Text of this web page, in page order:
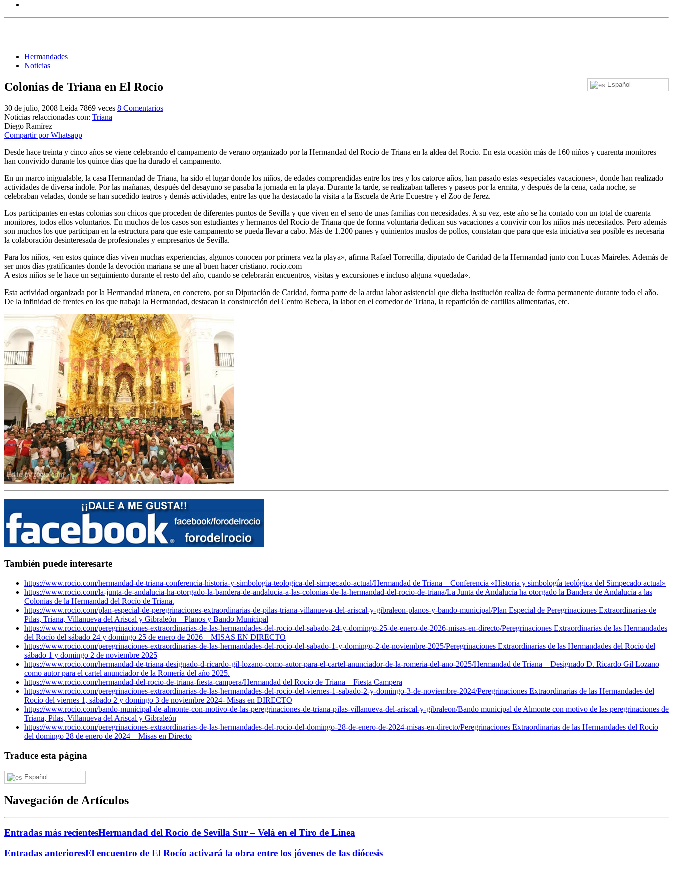
Hermandades
Noticias
Español
Colonias de Triana en El Rocío
30 de julio, 2008 Leída 7869 veces 8 Comentarios
Noticias relaccionadas con: Triana
Diego Ramírez
Compartir por Whatsapp
Desde hace treinta y cinco años se viene celebrando el campamento de verano organizado por la Hermandad del Rocío de Triana en la aldea del Rocío. En esta ocasión más de 160 niños y cuarenta monitores
han convivido durante los quince días que ha durado el campamento.
En un marco inigualable, la casa Hermandad de Triana, ha sido el lugar donde los niños, de edades comprendidas entre los tres y los catorce años, han pasado estas «especiales vacaciones», donde han realizado
actividades de diversa índole. Por las mañanas, después del desayuno se pasaba la jornada en la playa. Durante la tarde, se realizaban talleres y paseos por la ermita, y después de la cena, cada noche, se
celebraban veladas, donde se han sucedido teatros y demás actividades, entre las que ha destacado la visita a la Escuela de Arte Ecuestre y el Zoo de Jerez.
Los participantes en estas colonias son chicos que proceden de diferentes puntos de Sevilla y que viven en el seno de unas familias con necesidades. A su vez, este año se ha contado con un total de cuarenta
monitores, todos ellos voluntarios. En muchos de los casos son estudiantes y hermanos del Rocío de Triana que de forma voluntaria dedican sus vacaciones a convivir con los niños más necesitados. Pero además
son muchos los que participan en la estructura para que este campamento se pueda llevar a cabo. Más de 1.200 panes y quinientos muslos de pollos, constatan que para que esta iniciativa sea posible es necesaria
la colaboración desinteresada de profesionales y empresarios de Sevilla.
Para los niños, «en estos quince días viven muchas experiencias, algunos conocen por primera vez la playa», afirma Rafael Torrecilla, diputado de Caridad de la Hermandad junto con Lucas Maireles. Además de
ser unos días gratificantes donde la devoción mariana se une al buen hacer cristiano. rocio.com
A estos niños se le hace un seguimiento durante el resto del año, cuando se celebrarán encuentros, visitas y excursiones e incluso alguna «quedada».
Esta actividad organizada por la Hermandad trianera, en concreto, por su Diputación de Caridad, forma parte de la ardua labor asistencial que dicha institución realiza de forma permanente durante todo el año.
De la infinidad de frentes en los que trabaja la Hermandad, destacan la construcción del Centro Rebeca, la labor en el comedor de Triana, la repartición de cartillas alimentarias, etc.
También puede interesarte
https://www.rocio.com/hermandad-de-triana-conferencia-historia-y-simbologia-teologica-del-simpecado-actual/Hermandad de Triana – Conferencia «Historia y simbología teológica del Simpecado actual»
https://www.rocio.com/la-junta-de-andalucia-ha-otorgado-la-bandera-de-andalucia-a-las-colonias-de-la-hermandad-del-rocio-de-triana/La Junta de Andalucía ha otorgado la Bandera de Andalucía a las
Colonias de la Hermandad del Rocío de Triana.
https://www.rocio.com/plan-especial-de-peregrinaciones-extraordinarias-de-pilas-triana-villanueva-del-ariscal-y-gibraleon-planos-y-bando-municipal/Plan Especial de Peregrinaciones Extraordinarias de
Pilas, Triana, Villanueva del Ariscal y Gibraleón – Planos y Bando Municipal
https://www.rocio.com/peregrinaciones-extraordinarias-de-las-hermandades-del-rocio-del-sabado-24-y-domingo-25-de-enero-de-2026-misas-en-directo/Peregrinaciones Extraordinarias de las Hermandades
del Rocío del sábado 24 y domingo 25 de enero de 2026 – MISAS EN DIRECTO
https://www.rocio.com/peregrinaciones-extraordinarias-de-las-hermandades-del-rocio-del-sabado-1-y-domingo-2-de-noviembre-2025/Peregrinaciones Extraordinarias de las Hermandades del Rocío del
sábado 1 y domingo 2 de noviembre 2025
https://www.rocio.com/hermandad-de-triana-designado-d-ricardo-gil-lozano-como-autor-para-el-cartel-anunciador-de-la-romeria-del-ano-2025/Hermandad de Triana – Designado D. Ricardo Gil Lozano
como autor para el cartel anunciador de la Romería del año 2025.
https://www.rocio.com/hermandad-del-rocio-de-triana-fiesta-campera/Hermandad del Rocío de Triana – Fiesta Campera
https://www.rocio.com/peregrinaciones-extraordinarias-de-las-hermandades-del-rocio-del-viernes-1-sabado-2-y-domingo-3-de-noviembre-2024/Peregrinaciones Extraordinarias de las Hermandades del
Rocío del viernes 1, sábado 2 y domingo 3 de noviembre 2024- Misas en DIRECTO
https://www.rocio.com/bando-municipal-de-almonte-con-motivo-de-las-peregrinaciones-de-triana-pilas-villanueva-del-ariscal-y-gibraleon/Bando municipal de Almonte con motivo de las peregrinaciones de
Triana, Pilas, Villanueva del Ariscal y Gibraleón
https://www.rocio.com/peregrinaciones-extraordinarias-de-las-hermandades-del-rocio-del-domingo-28-de-enero-de-2024-misas-en-directo/Peregrinaciones Extraordinarias de las Hermandades del Rocío
del domingo 28 de enero de 2024 – Misas en Directo
Traduce esta página
Español
Navegación de Artículos
Entradas más recientesHermandad del Rocío de Sevilla Sur – Velá en el Tiro de Línea
Entradas anterioresEl encuentro de El Rocío activará la obra entre los jóvenes de las diócesis